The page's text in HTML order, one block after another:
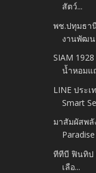
สัตว์...
พช.ปทุมธา
งานพัฒน
SIAM
น้ำหอมแ
LINE ประเ
Smart
มาสัมผัสพลั
Paradise
ทีทีบี ฟินทิป
เลือ...